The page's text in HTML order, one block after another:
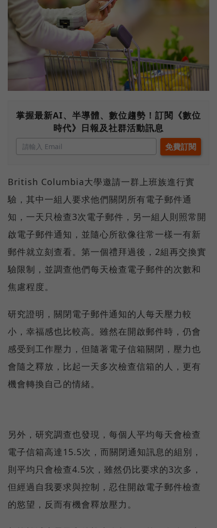
掌握最新AI、半導體、數位趨勢！訂閱《數位
時代》日報及社群活動訊息
British Columbia大學邀請一群上班族進行實
驗，其中一組人要求他們關閉所有電子郵件通
知，一天只檢查3次電子郵件，另一組人則照常開
啟電子郵件通知，並隨心所欲像往常一樣一有新
郵件就立刻查看。第一個禮拜過後，2組再交換實
驗限制，並調查他們每天檢查電子郵件的次數和
焦慮程度。
研究證明，關閉電子郵件通知的人每天壓力較
小，幸福感也比較高。雖然在開啟郵件時，仍會
感受到工作壓力，但隨著電子信箱關閉，壓力也
會隨之釋放，比起一天多次檢查信箱的人，更有
機會轉換自己的情緒。
另外，研究調查也發現，每個人平均每天會檢查
電子信箱高達15.5次，而關閉通知訊息的組別，
則平均只會檢查4.5次，雖然仍比要求的3次多，
但經過自我要求與控制，忍住開啟電子郵件檢查
的慾望，反而有機會釋放壓力。